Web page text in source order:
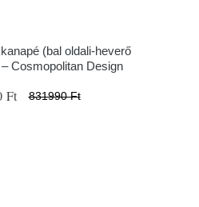
(bal oldali-heverő
Cosmopolitan Design
Ft 831990 Ft